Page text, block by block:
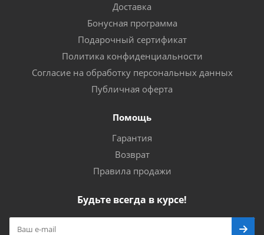
Доставка
Бонусная программа
Подарочный сертификат
Политика конфиденциальности
Согласие на обработку персональных данных
Публичная оферта
Помощь
Гарантия
Возврат
Правила продажи
Будьте всегда в курсе!